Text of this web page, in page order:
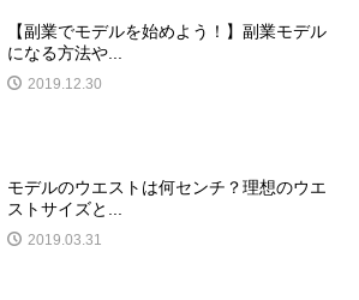
【副業でモデルを始めよう！】副業モデル
になる方法や...
2019.12.30
モデルのウエストは何センチ？理想のウエ
ストサイズと...
2019.03.31